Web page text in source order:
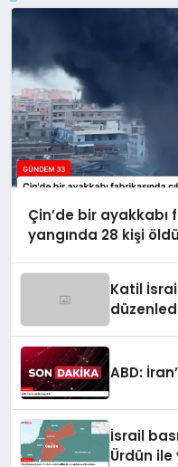
Çin’de bir ayakkabı
yangında 28 kişi öldü
Katil
ABD:
İsrail
Ürdün ile